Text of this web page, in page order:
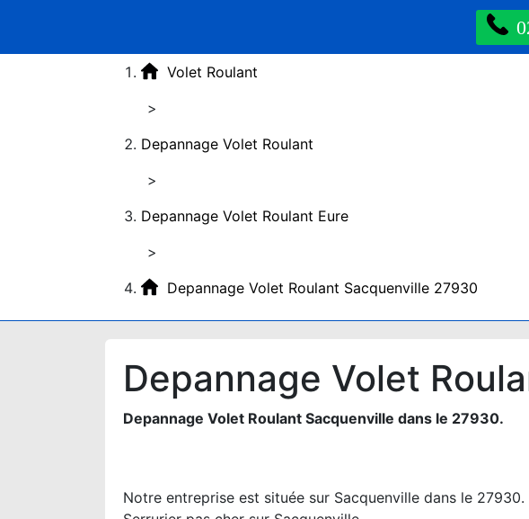
Volet Roulant
>
Depannage Volet Roulant
>
Depannage Volet Roulant Eure
>
Depannage Volet Roulant Sacquenville 27930
Depannage Volet
Depannage Volet Roulant Sacquenville dans le 27930.
Notre entreprise est située sur Sacquenville dans le